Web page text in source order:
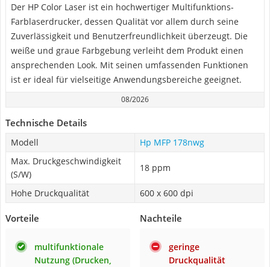
Der HP Color Laser ist ein hochwertiger Multifunktions-
Farblaserdrucker, dessen Qualität vor allem durch seine
Zuverlässigkeit und Benutzerfreundlichkeit überzeugt. Die
weiße und graue Farbgebung verleiht dem Produkt einen
ansprechenden Look. Mit seinen umfassenden Funktionen
ist er ideal für vielseitige Anwendungsbereiche geeignet.
08/2026
Technische Details
Modell
Hp MFP 178nwg
Max. Druckgeschwindigkeit
(S/W)
18 ppm
Hohe Druckqualität 600 x 600 dpi
Vorteile
multifunktionale
Nutzung (Drucken,
Nachteile
geringe
Druckqualität